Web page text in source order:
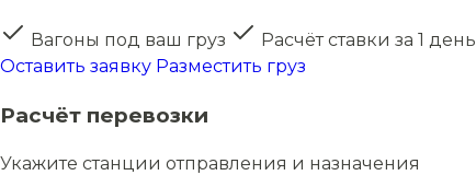
Вагоны под ваш груз Расчёт ставки за 1 день
Оставить заявку Разместить груз
Расчёт перевозки
Укажите станции отправления и назначения